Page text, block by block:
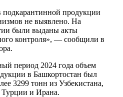
подкарантинной продукции
не выявлено. На
были выданы акты
контроля», — сообщили в
период 2024 года объем
в Башкортостан был
3299 тонн из Узбекистана,
Турции и Ирана.